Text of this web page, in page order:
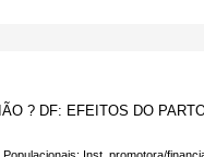
? DF: EFEITOS DO